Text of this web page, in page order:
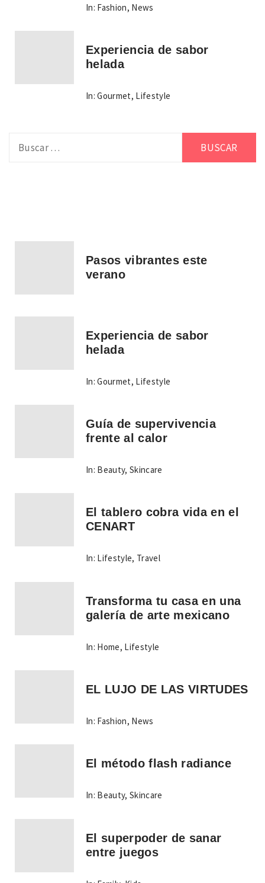
In: Fashion, News
Experiencia de sabor
helada
In: Gourmet, Lifestyle
Pasos vibrantes este
verano
Experiencia de sabor
helada
In: Gourmet, Lifestyle
Guía de supervivencia
frente al calor
In: Beauty,Skincare
El tablero cobra vida en el
CENART
In: Lifestyle, Travel
Transforma tu casa en una
galería de arte mexicano
In: Home, Lifestyle
EL LUJO DE LAS VIRTUDES
In: Fashion, News
El método flash radiance
In: Beauty,Skincare
El superpoder de sanar
entre juegos